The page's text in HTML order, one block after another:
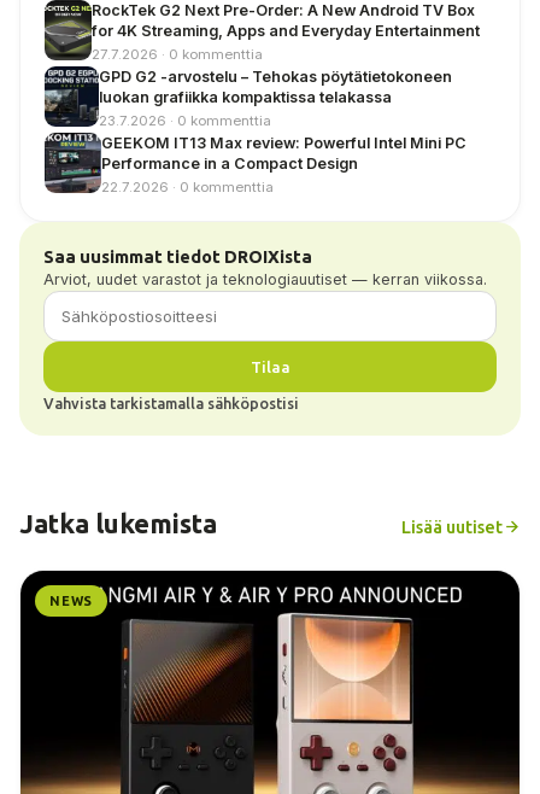
RockTek G2 Next Pre-Order: A New Android TV Box
for 4K Streaming, Apps and Everyday Entertainment
27.7.2026 · 0 kommenttia
GPD G2 -arvostelu – Tehokas pöytätietokoneen
luokan grafiikka kompaktissa telakassa
23.7.2026 · 0 kommenttia
GEEKOM IT13 Max review: Powerful Intel Mini PC
Performance in a Compact Design
22.7.2026 · 0 kommenttia
Saa uusimmat tiedot DROIXista
Arviot, uudet varastot ja teknologiauutiset — kerran viikossa.
Tilaa
Vahvista tarkistamalla sähköpostisi
Jatka lukemista Lisää uutiset
NEWS